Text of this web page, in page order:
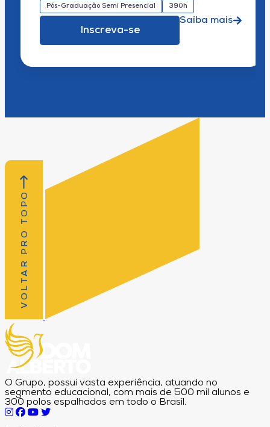
Pós-Graduação Semi Presencial 390h
Inscreva-se
Saiba mais
VOLTAR PRO TOPO
O Grupo, possui vasta experiência, atuando no
segmento educacional, com mais de 500 mil alunos e
300 polos espalhados em todo o Brasil.